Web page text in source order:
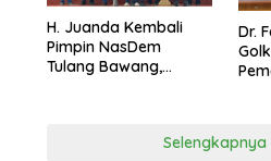
H. Juanda Kembali
Pimpin NasDem
Tulang Bawang,
Dr.
Selengkapnya